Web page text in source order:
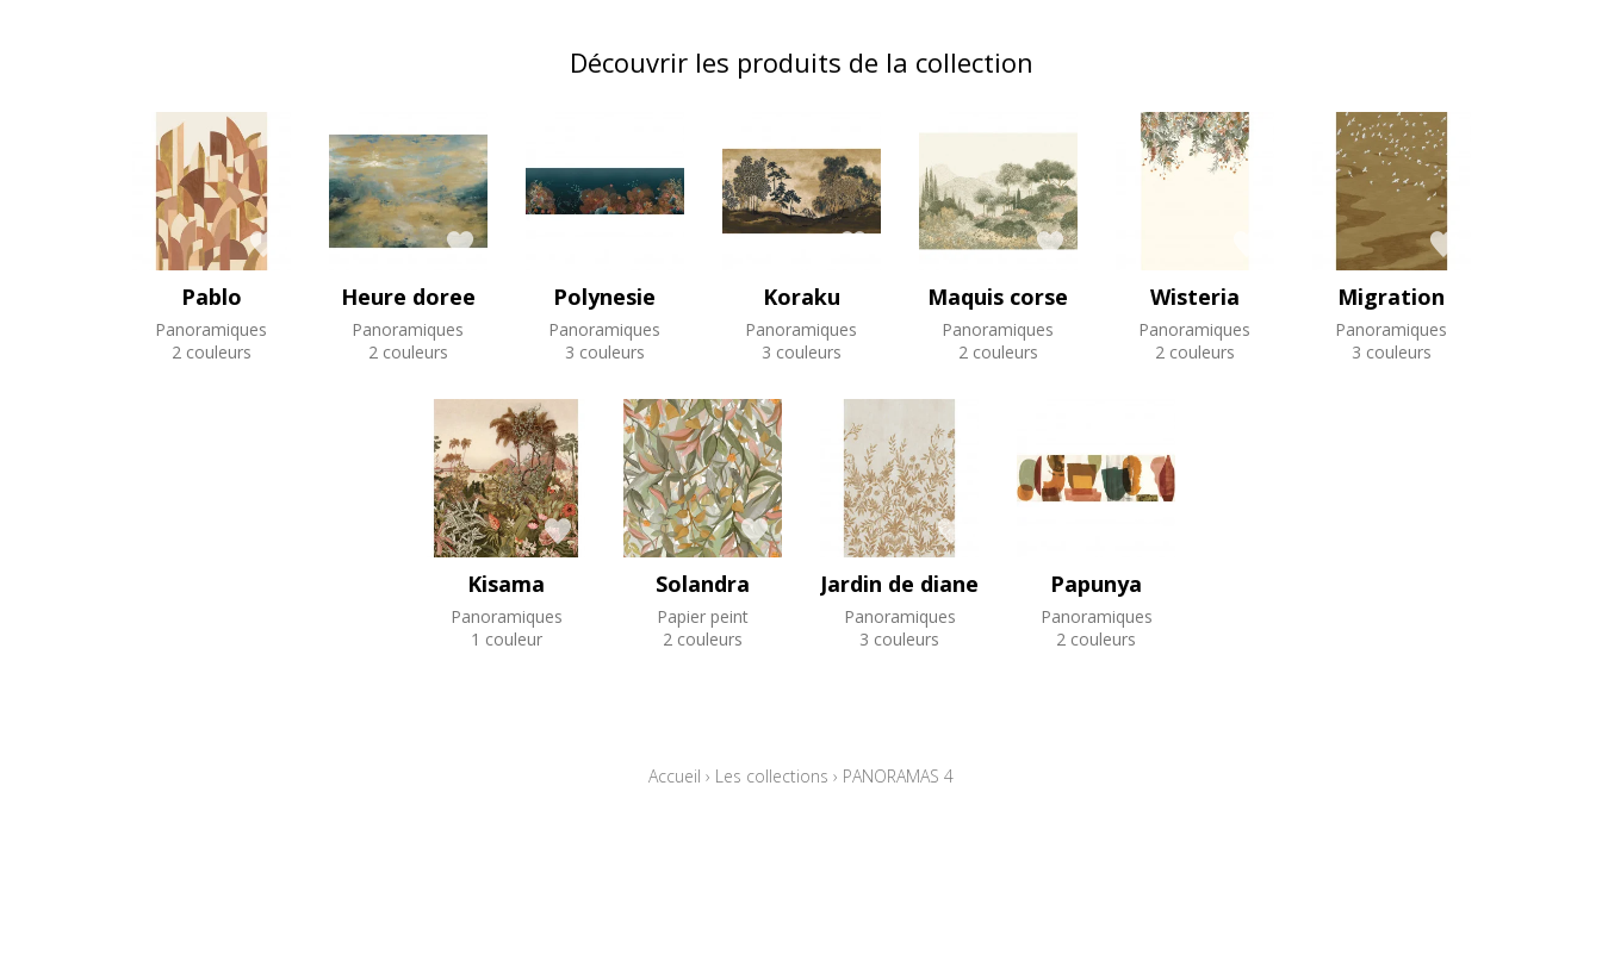
Découvrir les produits de la collection
Pablo
Panoramiques
2 couleurs
Heure doree
Panoramiques
2 couleurs
Polynesie
Panoramiques
3 couleurs
Koraku
Panoramiques
3 couleurs
Maquis corse
Panoramiques
2 couleurs
Wisteria
Panoramiques
2 couleurs
Migration
Panoramiques
3 couleurs
Kisama
Panoramiques
1 couleur
Solandra
Papier peint
2 couleurs
Jardin de diane
Panoramiques
3 couleurs
Papunya
Panoramiques
2 couleurs
Accueil › Les collections › PANORAMAS 4